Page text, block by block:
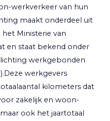
werkverkeer van hun
maakt onderdeel uit
Ministerie van
en staat bekend onder
werkgebonden
werkgevers
kilometers dat
zakelijk en woon-
ook het jaartotaal